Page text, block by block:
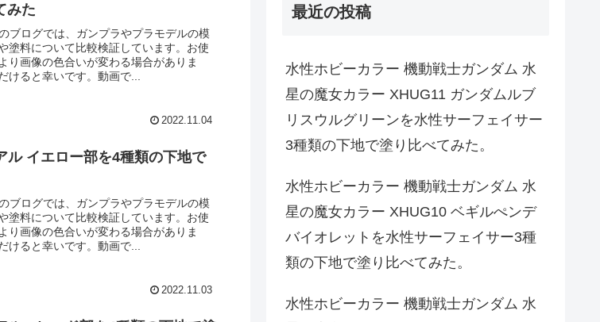
みた
ブログでは、ガンプラやプラモデルの模
塗料について比較検証しています。お使
り画像の色合いが変わる場合がありま
けると幸いです。動画で...
2022.11.04
下地で
ブログでは、ガンプラやプラモデルの模
塗料について比較検証しています。お使
り画像の色合いが変わる場合がありま
けると幸いです。動画で...
2022.11.03
最近の投稿
水性ホビーカラー 機動戦士ガンダム 水
星の魔女カラー XHUG11 ガンダムルブ
リスウルグリーンを水性サーフェイサー
3種類の下地で塗り比べてみた。
水性ホビーカラー 機動戦士ガンダム 水
星の魔女カラー XHUG10 ベギルぺンデ
バイオレットを水性サーフェイサー3種
類の下地で塗り比べてみた。
水性ホビーカラー 機動戦士ガンダム 水